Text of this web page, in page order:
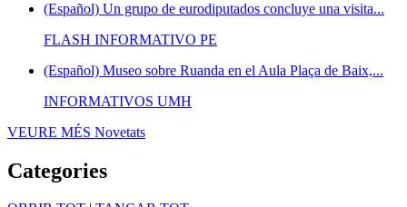
(Español) Un grupo de eurodiputados concluye una visita...
FLASH INFORMATIVO PE
(Español) Museo sobre Ruanda en el Aula Plaça de Baix,...
INFORMATIVOS UMH
VEURE MÉS Novetats
Categories